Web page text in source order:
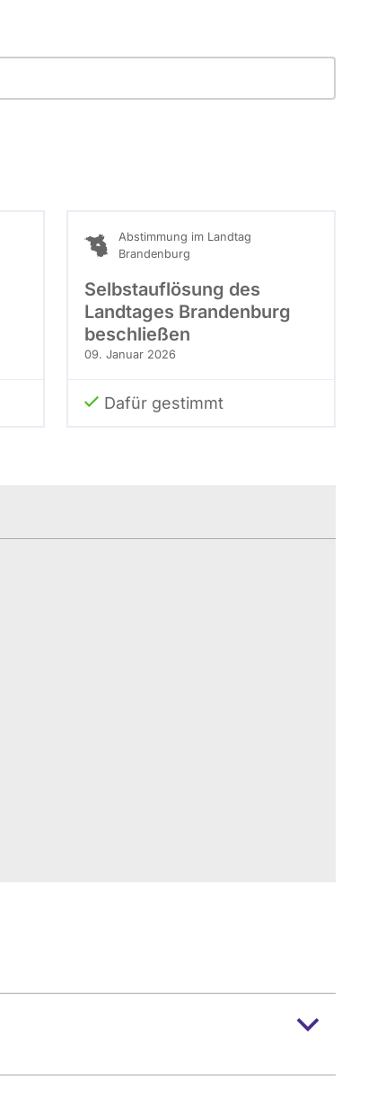
Abstimmung im Landtag
Brandenburg
Selbstauflösung des
Landtages Brandenburg
beschließen
09. Januar 2026
Dafür gestimmt